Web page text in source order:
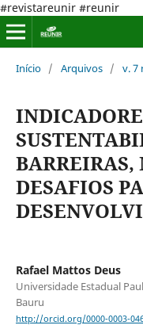
#revistareunir #reunir
Início / Arquivos / v. 7
BARREIRAS,
DESAFIOS
Rafael Mattos Deus
Universidade Estadual
Bauru
http://orcid.org/0000-0003-